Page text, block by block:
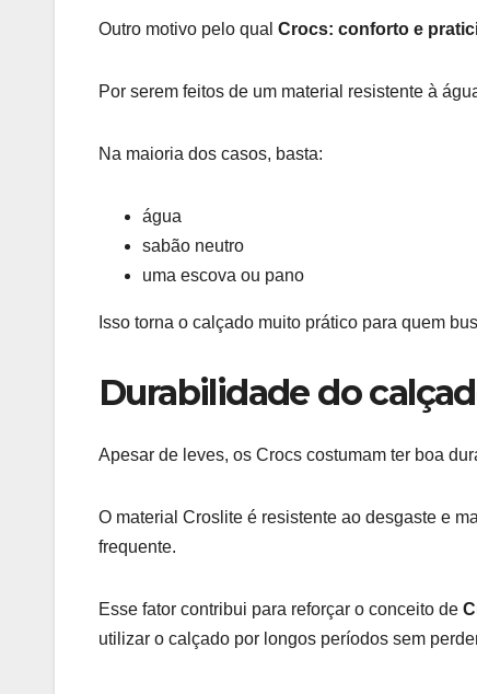
Outro motivo pelo qual Crocs: conforto e
Por serem feitos de um material resistente à
Na maioria dos casos, basta:
água
sabão neutro
uma escova ou pano
Isso torna o calçado muito prático para quem
Durabilidade do
Apesar de leves, os Crocs costumam ter boa
O material Croslite é resistente ao desgaste e
frequente.
Esse fator contribui para reforçar o conceito de
utilizar o calçado por longos períodos sem